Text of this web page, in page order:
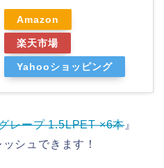
Amazon
楽天市場
Yahooショッピング
レープ 1.5LPET ×6本』
シュできます！